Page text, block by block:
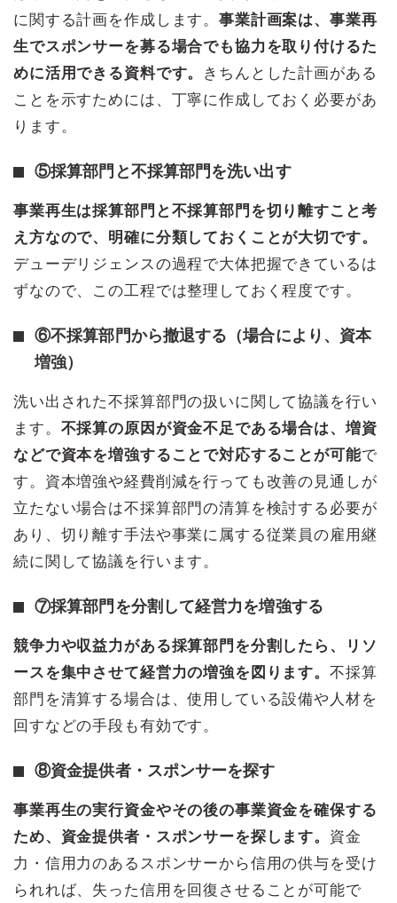
に関する計画を作成します。事業計画案は、事業再
生でスポンサーを募る場合でも協力を取り付けるた
めに活用できる資料です。 きちんとした計画がある
ことを示すためには、丁寧に作成しておく必要があ
ります。
⑤採算部門と不採算部門を洗い出す
事業再生は採算部門と不採算部門を切り離すこと考
え方なので、明確に分類しておくことが大切です。
デューデリジェンスの過程で大体把握できているは
ずなので、この工程では整理しておく程度です。
⑥不採算部門から撤退する（場合により、資本
増強）
洗い出された不採算部門の扱いに関して協議を行い
ます。 不採算の原因が資金不足である場合は、増資
などで資本を増強することで対応することが可能で
す。資本増強や経費削減を行っても改善の見通しが
立たない場合は不採算部門の清算を検討する必要が
あり、切り離す手法や事業に属する従業員の雇用継
続に関して協議を行います。
⑦採算部門を分割して経営力を増強する
競争力や収益力がある採算部門を分割したら、リソ
ースを集中させて経営力の増強を図ります。 不採算
部門を清算する場合は、使用している設備や人材を
回すなどの手段も有効です。
⑧資金提供者・スポンサーを探す
事業再生の実行資金やその後の事業資金を確保する
ため、資金提供者・スポンサーを探します。 資金
力・信用力のあるスポンサーから信用の供与を受け
られれば、失った信用を回復させることが可能で